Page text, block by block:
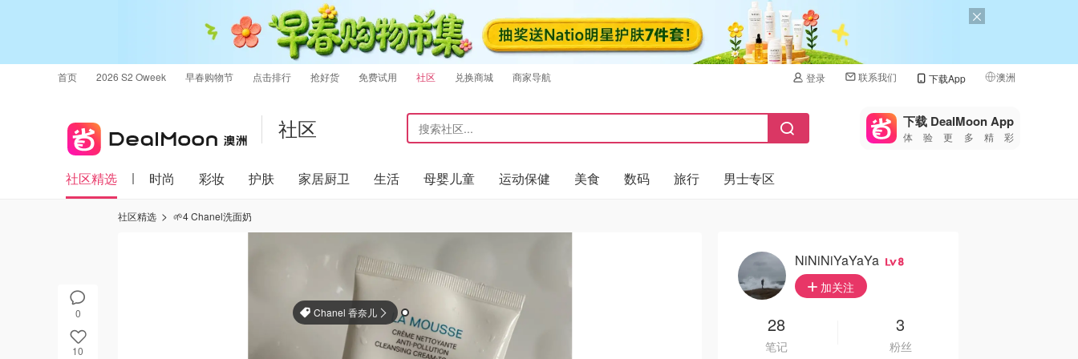
首页 2026 S2 Oweek 早春购物节 点击排行 抢好货 免费试用 社区 兑换商城 商家导航 登录 联系我们 下载App 澳洲
🇺🇸
🇨🇳 中国
社区 下载 DealMoon App
体验更多精彩
社区精选 时尚 彩妆 护肤 家居厨卫 生活 母婴儿童 运动保健 美食 数码 旅行 男士专区
0
10
社区精选 🌱4 Chanel洗面奶
Chanel 香奈儿
NiNiNiYaYaYa 8
加关注
28
笔记
3
粉丝